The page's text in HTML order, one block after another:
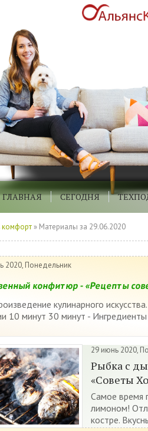
ГЛАВНАЯ СЕГОДНЯ
комфорт » Материалы за 29.06.2020
2020, Понедельник
конфитюр - «Рецепты
кулинарного
10 минут 30 минут -
29 июнь 2020,
Рыбка с
«Советы
Самое время
лимоном!
костре.